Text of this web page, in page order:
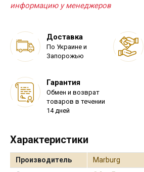
информацию у менеджеров
Доставка
По Украине и
Запорожью
Гарантия
Обмен и возврат
товаров в течении
14 дней
Характеристики
Производитель
Marburg